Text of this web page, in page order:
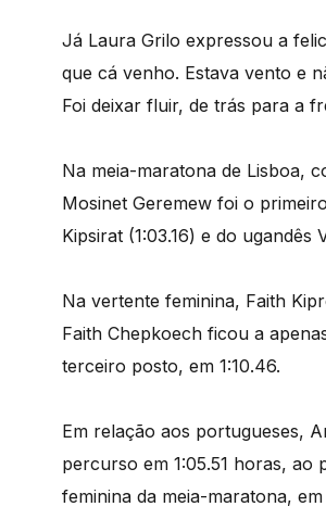
Já Laura Grilo expressou a
que cá venho. Estava vento e
Foi deixar fluir, de trás para a
Na meia-maratona de Lisboa,
Mosinet Geremew foi o
Kipsirat (1:03.16) e do ugandês
Na vertente feminina, Faith
Faith Chepkoech ficou a
terceiro posto, em 1:10.46.
Em relação aos portugueses,
percurso em 1:05.51 horas, ao
feminina da meia-maratona, em